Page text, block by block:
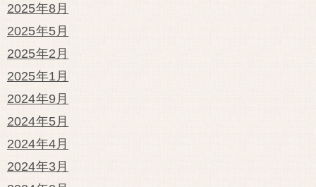
2025年8月
2025年5月
2025年2月
2025年1月
2024年9月
2024年5月
2024年4月
2024年3月